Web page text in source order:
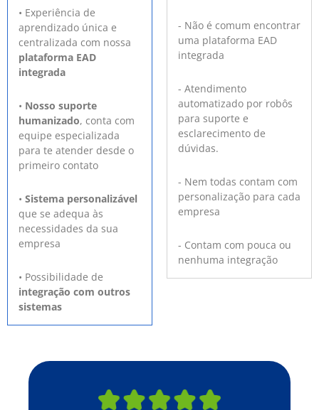
• Experiência de
aprendizado única e
centralizada com nossa
plataforma EAD
integrada
• Nosso suporte
humanizado, conta com
equipe especializada
para te atender desde o
primeiro contato
• Sistema personalizável
que se adequa às
necessidades da sua
empresa
• Possibilidade de
integração com outros
sistemas
- Não é comum encontrar
uma plataforma EAD
integrada
- Atendimento
automatizado por robôs
para suporte e
esclarecimento de
dúvidas.
- Nem todas contam com
personalização para cada
empresa
- Contam com pouca ou
nenhuma integração